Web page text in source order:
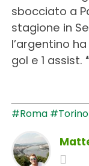
sbocciato a
stagione in
l’argentino
gol e 1 assist.
#Roma #Torino